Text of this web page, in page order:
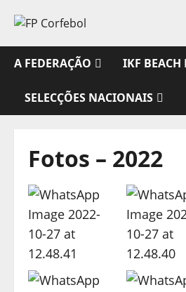
para
o
conteúdo
A FEDERAÇÃO IKF BEACH
SELECÇÕES NACIONAIS
Fotos – 2022